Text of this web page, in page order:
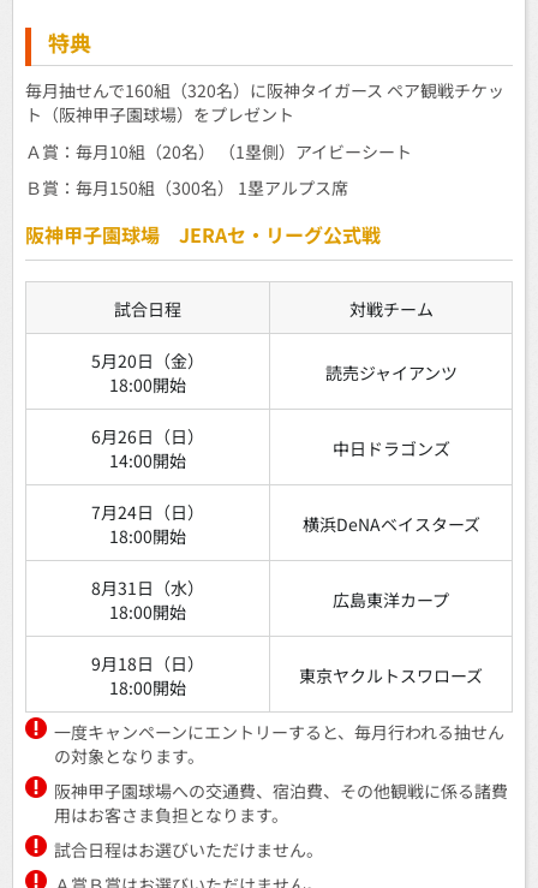
特典
毎月抽せんで160組（320名）に阪神タイガース ペア観戦チケッ
ト（阪神甲子園球場）をプレゼント
Ａ賞：毎月10組（20名） （1塁側）アイビーシート
Ｂ賞：毎月150組（300名） 1塁アルプス席
阪神甲子園球場 JERAセ・リーグ公式戦
試合日程 対戦チーム
5月20日（金）
18:00開始
読売ジャイアンツ
6月26日（日）
14:00開始
中日ドラゴンズ
7月24日（日）
18:00開始
横浜DeNAベイスターズ
8月31日（水）
18:00開始
広島東洋カープ
9月18日（日）
18:00開始
東京ヤクルトスワローズ
一度キャンペーンにエントリーすると、毎月行われる抽せん
の対象となります。
阪神甲子園球場への交通費、宿泊費、その他観戦に係る諸費
用はお客さま負担となります。
試合日程はお選びいただけません。